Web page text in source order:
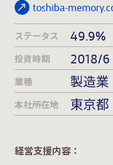
toshiba-
ステータス 49.9%
投資時期 2018/6
業種 製造業
本社所在地 東京都
経営支援内容：